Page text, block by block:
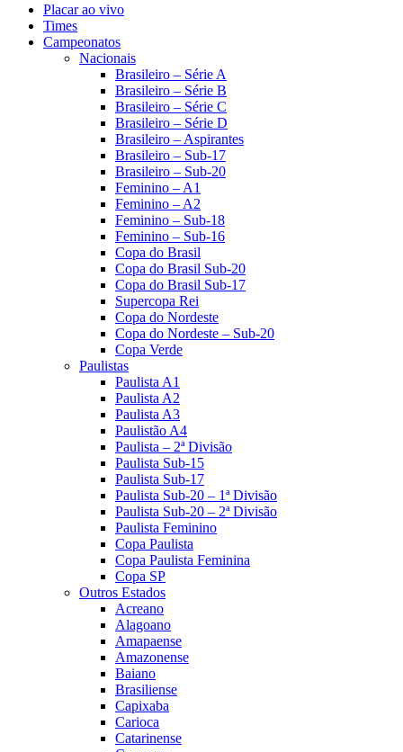
Placar ao vivo
Times
Campeonatos
Nacionais
Brasileiro – Série A
Brasileiro – Série B
Brasileiro – Série C
Brasileiro – Série D
Brasileiro – Aspirantes
Brasileiro – Sub-17
Brasileiro – Sub-20
Feminino – A1
Feminino – A2
Feminino – Sub-18
Feminino – Sub-16
Copa do Brasil
Copa do Brasil Sub-20
Copa do Brasil Sub-17
Supercopa Rei
Copa do Nordeste
Copa do Nordeste – Sub-20
Copa Verde
Paulistas
Paulista A1
Paulista A2
Paulista A3
Paulistão A4
Paulista – 2ª Divisão
Paulista Sub-15
Paulista Sub-17
Paulista Sub-20 – 1ª Divisão
Paulista Sub-20 – 2ª Divisão
Paulista Feminino
Copa Paulista
Copa Paulista Feminina
Copa SP
Outros Estados
Acreano
Alagoano
Amapaense
Amazonense
Baiano
Brasiliense
Capixaba
Carioca
Catarinense